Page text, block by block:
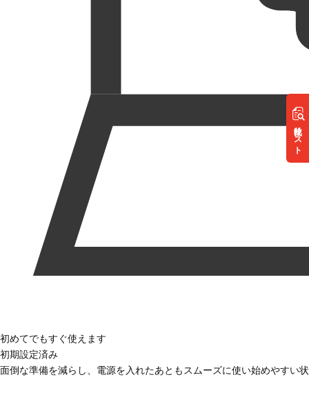
リスト
初めてでもすぐ使えます
初期設定済み
面倒な準備を減らし、電源を入れたあともスムーズに使い始めやすい